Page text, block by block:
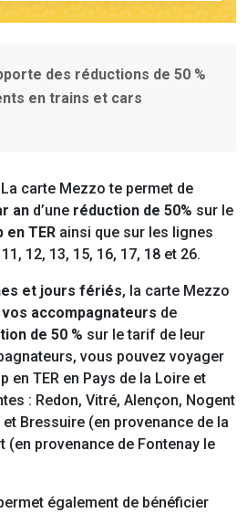
des réductions de 50 %
en trains et cars
carte Mezzo te permet de
an d’une réduction de 50% sur le
en TER ainsi que sur les lignes
12, 13, 15, 16, 17, 18 et 26.
et jours fériés, la carte Mezzo
accompagnateurs de
de 50 % sur le tarif de leur
vous pouvez voyager
en TER en Pays de la Loire et
: Redon, Vitré, Alençon, Nogent
et Bressuire (en provenance de la
(en provenance de Fontenay le
également de bénéficier